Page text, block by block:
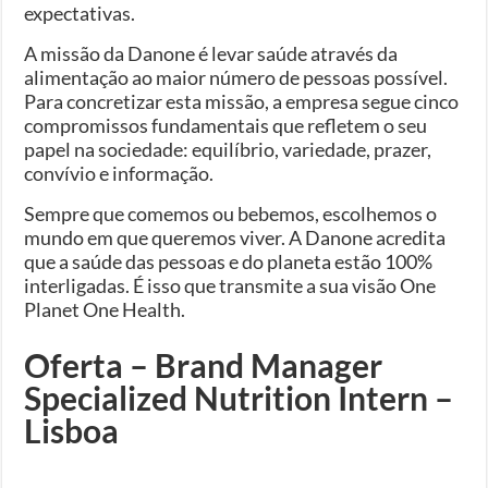
expectativas.
A missão da Danone é levar saúde através da
alimentação ao maior número de pessoas possível.
Para concretizar esta missão, a empresa segue cinco
compromissos fundamentais que refletem o seu
papel na sociedade: equilíbrio, variedade, prazer,
convívio e informação.
Sempre que comemos ou bebemos, escolhemos o
mundo em que queremos viver. A Danone acredita
que a saúde das pessoas e do planeta estão 100%
interligadas. É isso que transmite a sua visão One
Planet One Health.
Oferta – Brand Manager
Specialized Nutrition Intern –
Lisboa